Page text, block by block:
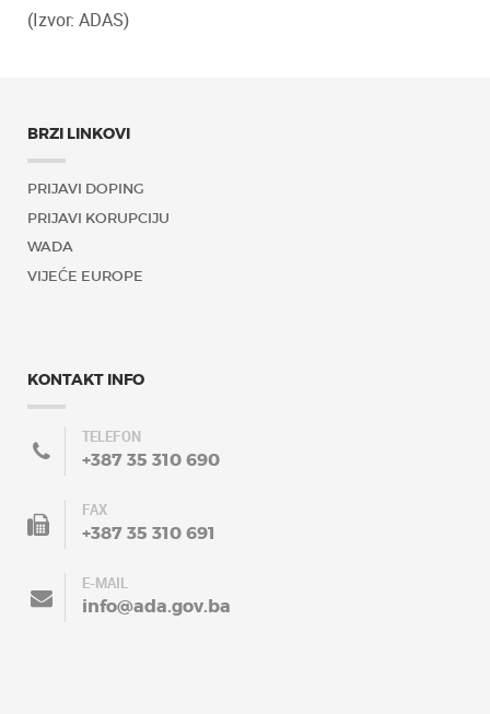
(Izvor: ADAS)
BRZI LINKOVI
PRIJAVI DOPING
PRIJAVI KORUPCIJU
WADA
VIJEĆE EUROPE
KONTAKT INFO
TELEFON
+387 35 310 690
FAX
+387 35 310 691
E-MAIL
info@ada.gov.ba